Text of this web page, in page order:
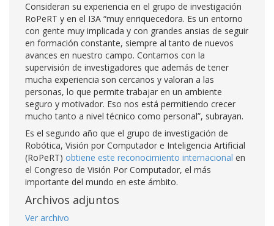
Consideran su experiencia en el grupo de investigación
RoPeRT y en el I3A “muy enriquecedora. Es un entorno
con gente muy implicada y con grandes ansias de seguir
en formación constante, siempre al tanto de nuevos
avances en nuestro campo. Contamos con la
supervisión de investigadores que además de tener
mucha experiencia son cercanos y valoran a las
personas, lo que permite trabajar en un ambiente
seguro y motivador. Eso nos está permitiendo crecer
mucho tanto a nivel técnico como personal”, subrayan.
Es el segundo año que el grupo de investigación de
Robótica, Visión por Computador e Inteligencia Artificial
(RoPeRT) obtiene este reconocimiento internacional en
el Congreso de Visión Por Computador, el más
importante del mundo en este ámbito.
Archivos adjuntos
Ver archivo